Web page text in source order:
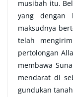
musibah itu.
yang dengan
maksudnya
telah
pertolongan
membawa
mendarat di
gundukan